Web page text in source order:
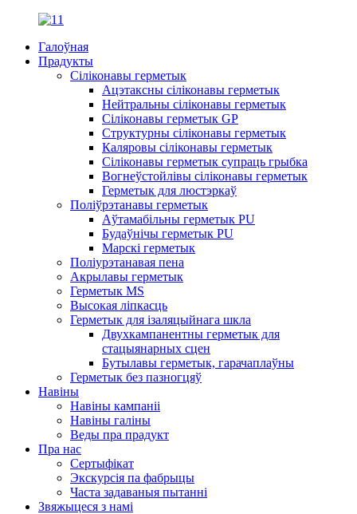
Галоўная
Прадукты
Сіліконавы герметык
Ацэтаксны сіліконавы герметык
Нейтральны сіліконавы герметык
Сіліконавы герметык GP
Структурны сіліконавы герметык
Каляровы сіліконавы герметык
Сіліконавы герметык супраць грыбка
Вогнеўстойлівы сіліконавы герметык
Герметык для люстэркаў
Поліўрэтанавы герметык
Аўтамабільны герметык PU
Будаўнічы герметык PU
Марскі герметык
Поліурэтанавая пена
Акрылавы герметык
Герметык MS
Высокая ліпкасць
Герметык для ізаляцыйнага шкла
Двухкампанентны герметык для
стацыянарных сцен
Бутылавы герметык, гарачаплаўны
Герметык без пазногцяў
Навіны
Навіны кампаніі
Навіны галіны
Веды пра прадукт
Пра нас
Сертыфікат
Экскурсія па фабрыцы
Часта задаваныя пытанні
Звяжыцеся з намі